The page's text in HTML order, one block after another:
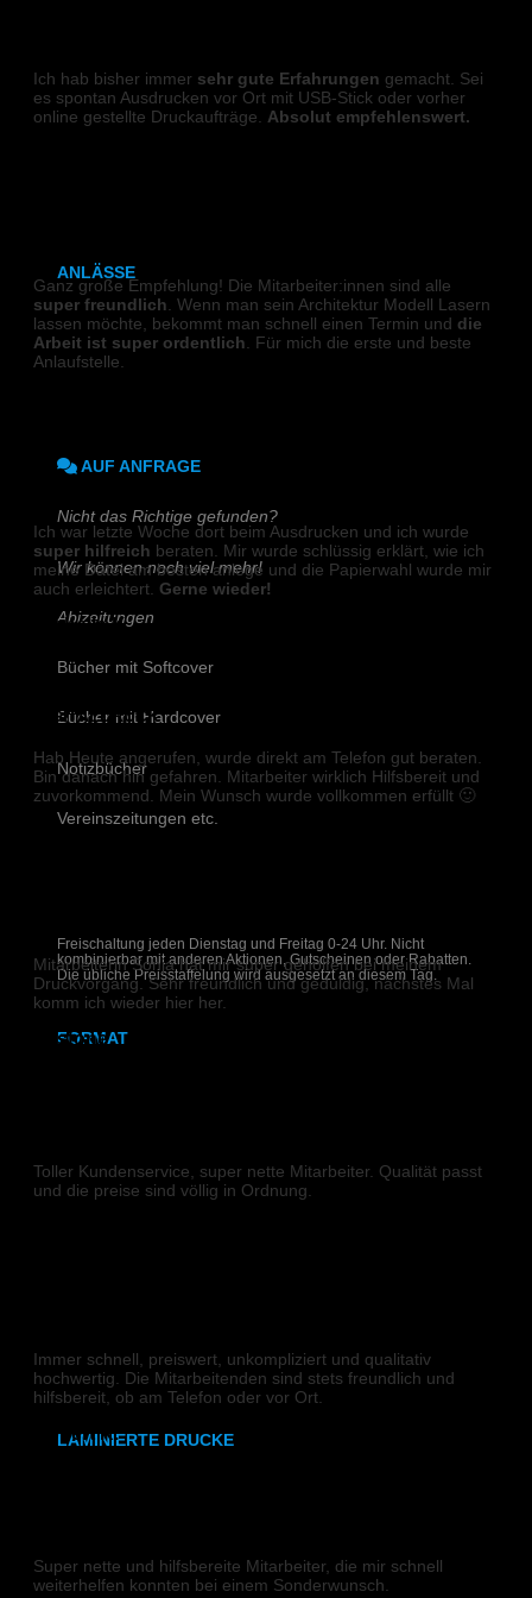
Hardcover
Hardcover mit Prägung
ANLÄSSE
Hochzeitszeitung
Kirchen- & Taufhefte
AUF ANFRAGE
Nicht das Richtige gefunden?
Wir können noch viel mehr!
Abizeitungen
Bücher mit Softcover
Bücher mit Hardcover
Notizbücher
Vereinszeitungen etc.
Freischaltung jeden Dienstag und Freitag 0-24 Uhr. Nicht
kombinierbar mit anderen Aktionen, Gutscheinen oder Rabatten.
Die übliche Preisstaffelung wird ausgesetzt an diesem Tag.
FORMAT
SRA3
Etiketten
LAMINIERTE DRUCKE
DIN A4
Ich hab bisher immer sehr gute Erfahrungen gemacht. Sei
es spontan Ausdrucken vor Ort mit USB-Stick oder vorher
online gestellte Druckaufträge. Absolut empfehlenswert.
Ganz große Empfehlung! Die Mitarbeiter:innen sind alle
super freundlich. Wenn man sein Architektur Modell Lasern
lassen möchte, bekommt man schnell einen Termin und die
Arbeit ist super ordentlich. Für mich die erste und beste
Anlaufstelle.
Ich war letzte Woche dort beim Ausdrucken und ich wurde
super hilfreich beraten. Mir wurde schlüssig erklärt, wie ich
meine Datei am besten anlege und die Papierwahl wurde mir
auch erleichtert. Gerne wieder!
Michelle K.
DIGITALDRUCK
Hab Heute angerufen, wurde direkt am Telefon gut beraten.
Bin danach hin gefahren. Mitarbeiter wirklich Hilfsbereit und
zuvorkommend. Mein Wunsch wurde vollkommen erfüllt 🙂
Mitarbeiterin Sonja hat mir super geholfen bei meinem
Druckvorgang. Sehr freundlich und geduldig, nächstes Mal
komm ich wieder hier her.
Pitstone
Toller Kundenservice, super nette Mitarbeiter. Qualität passt
und die preise sind völlig in Ordnung.
Immer schnell, preiswert, unkompliziert und qualitativ
hochwertig. Die Mitarbeitenden sind stets freundlich und
hilfsbereit, ob am Telefon oder vor Ort.
Robert K.
Super nette und hilfsbereite Mitarbeiter, die mir schnell
weiterhelfen konnten bei einem Sonderwunsch.